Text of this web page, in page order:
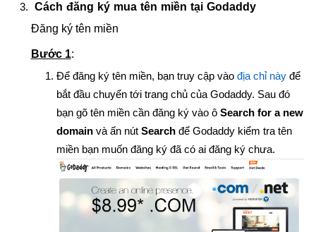
Cách đăng ký mua tên miền tại Godaddy
Đăng ký tên miền
Bước 1:
Để đăng ký tên miền, bạn truy cập vào địa chỉ nàyđể
bắt đầu chuyển tới trang chủ của Godaddy. Sau đó
bạn gõ tên miền cần đăng ký vào ô Search for a new
domainvà ấn nút Searchđể Godaddy kiểm tra tên
miền bạn muốn đăng ký đã có ai đăng ký chưa.